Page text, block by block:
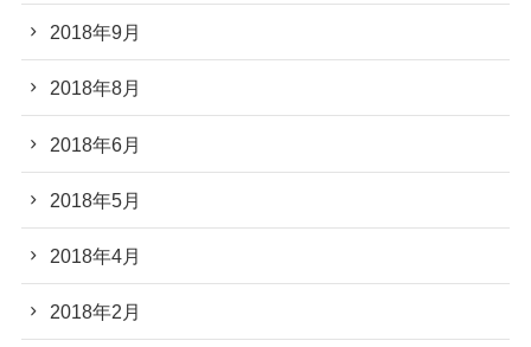
2018年9月
2018年8月
2018年6月
2018年5月
2018年4月
2018年2月